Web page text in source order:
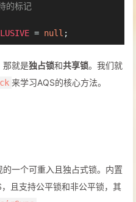
的标记
= null ;
那就是独占锁和共享锁。我们就
来学习AQS的核心方法。
的一个可重入且独占式锁。内置
且支持公平锁和非公平锁，其